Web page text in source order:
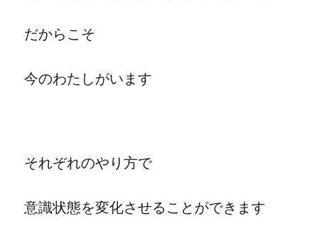
だからこそ
今のわたしがいます
それぞれのやり方で
意識状態を変化させることができます